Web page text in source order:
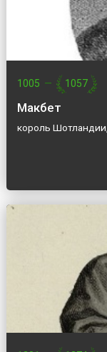
1005 — 1057
Макбет
король